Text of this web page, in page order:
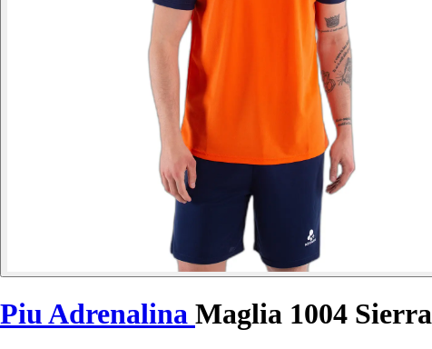
Piu Adrenalina Maglia 1004 Sierra